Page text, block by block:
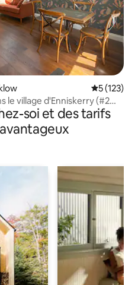
Évaluation
5 (123)
le village d'Enniskerry (#2
soi et des tarifs